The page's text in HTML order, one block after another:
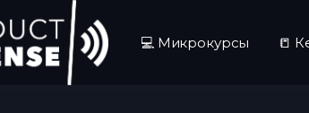
💻 Микрокурсы 📒